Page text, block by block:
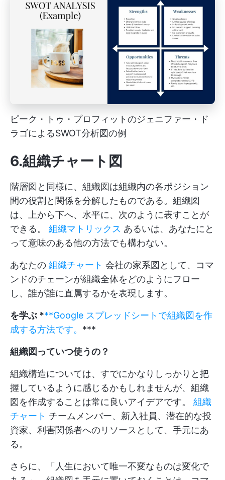
ピーク・トゥ・プロフィットのジェニファー・ド
ラゴによるSWOT分析図の例
6.組織チャート図
階層図と同様に、組織図は組織内の各ポジション
間の役割と関係を分解したものである。組織図
は、上から下へ、水平に、次のように表すことが
できる。 組織マトリックス あるいは、あなたにと
って意味のある他の方法でも構わない。
あなたの 組織チャート 会社の家系図として、コマ
ンドのチェーンが組織全体をどのようにフロー
し、誰が誰に直属するかを表現します。
を学ぶ ***Google スプレッドシートで組織図を作
成する方法です。 ***
組織図っていつ使うの？
組織構造については、すでにかなりしっかりと把
握しているように感じるかもしれませんが、組織
図を作成することは常に良いアイデアです。 組織
チャート チームメンバー、新入社員、潜在的な投
資家、利害関係者へのリソースとして、手元にあ
る。
さらに、「人生において唯一不変なものは変化で